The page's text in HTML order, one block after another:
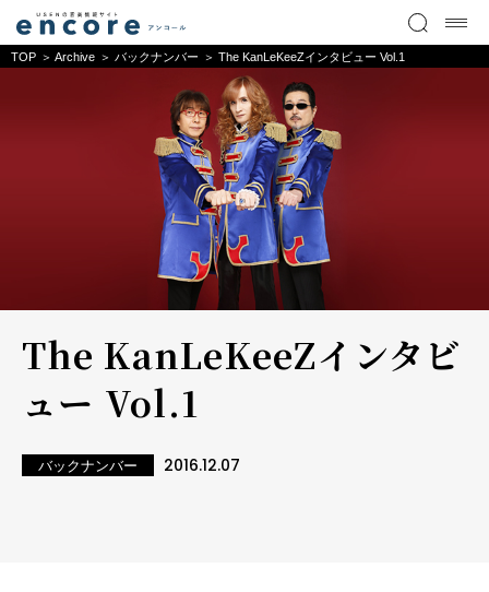
TOP Archive バックナンバー The KanLeKeeZインタビュー Vol.1
The KanLeKeeZインタビ
ュー Vol.1
バックナンバー 2016.12.07